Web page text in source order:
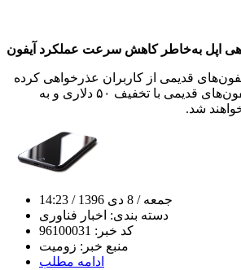
اپل به‌خاطر کاهش سرعت عملکرد آیفون
قدیمی از کاربران عذرخواهی کرده
و اعلام داشته باتری آیفون‌های قدیمی با تخفیف ۵۰ دلاری و به
جمعه / 8 دی 1396
/ 14:23
دسته بندی: اخبار فناوری
کد خبر: 96100031
منبع خبر: زومیت
ادامه مطلب